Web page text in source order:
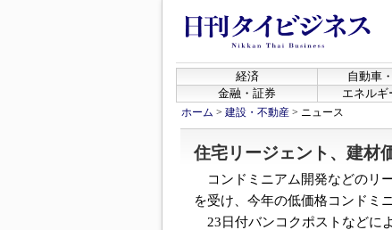
経済 自動車
金融・証券
エネルギ
ホーム > 建設・不動産 > ニュース
住宅リージェント、建材
コンドミニアム開発などのリ
を受け、今年の低価格コンドミ
23日付バンコクポストなどに